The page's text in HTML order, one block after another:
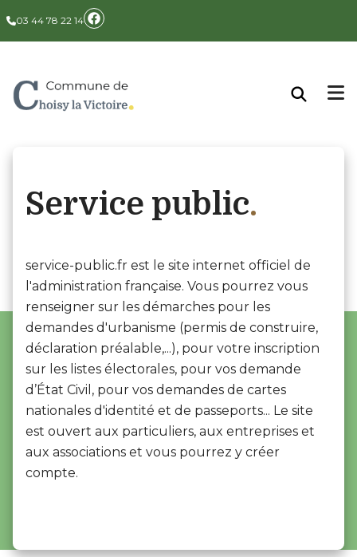
03 44 78 22 14
Service public
service-public.fr est le site internet officiel de
l'administration française. Vous pourrez vous
renseigner sur les démarches pour les
demandes d'urbanisme (permis de construire,
déclaration préalable,...), pour votre inscription
sur les listes électorales, pour vos demande
d’État Civil, pour vos demandes de cartes
nationales d'identité et de passeports... Le site
est ouvert aux particuliers, aux entreprises et
aux associations et vous pourrez y créer
compte.
Panneau de gestion des cookies